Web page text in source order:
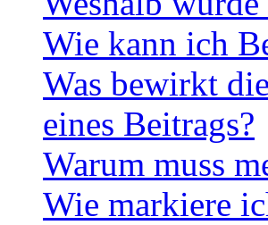
Wie kann ich
Was bewirkt
eines Beitrags?
Warum muss
Wie markiere